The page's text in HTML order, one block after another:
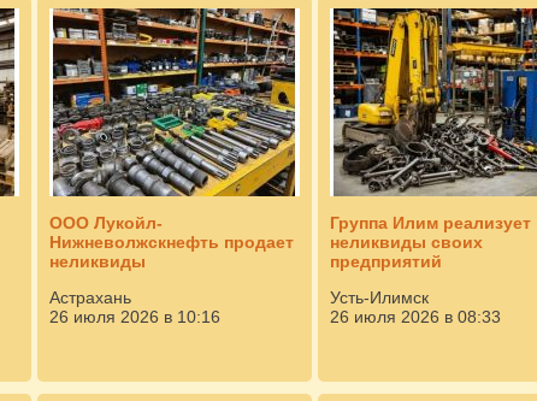
ООО Лукойл-
Нижневолжскнефть продает
неликвиды
Астрахань
26 июля 2026 в 10:16
Группа Илим реализует
неликвиды своих
предприятий
Усть-Илимск
26 июля 2026 в 08:33